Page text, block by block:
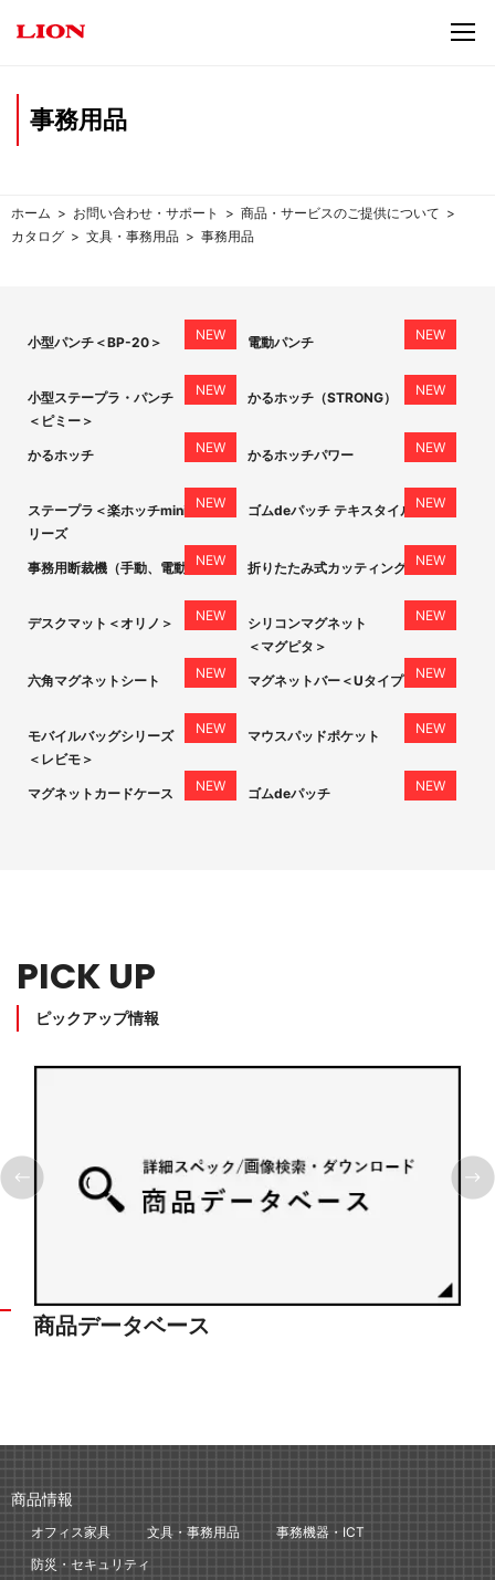
事務用品
ホーム お問い合わせ・サポート
商品・サービスのご提供について
カタログ
文具・事務用品 事務用品
小型パンチ＜BP-20＞ 電動パンチ
小型ステープラ・パンチ
＜ピミー＞
かるホッチ（STRONG）
かるホッチ かるホッチパワー
ステープラ＜楽ホッチmini＞ シ
リーズ
ゴムdeパッチ テキスタイル
事務用断裁機（手動、電動） 折りたたみ式カッティングマット
デスクマット＜オリノ＞
シリコンマグネット
＜マグピタ＞
六角マグネットシート マグネットバー＜Uタイプ＞
モバイルバッグシリーズ
＜レビモ＞
マウスパッドポケット
マグネットカードケース ゴムdeパッチ
PICK UP
ピックアップ情報
商品データベース
商品情報
オフィス家具 文具・事務用品
事務機器・ICT
防災・セキュリティ